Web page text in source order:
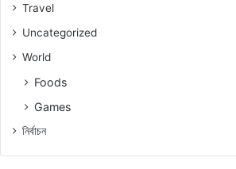
Travel
Uncategorized
World
Foods
Games
নিৰ্বাচন